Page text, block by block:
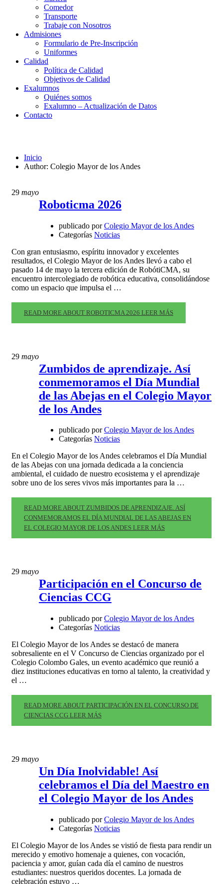
Comedor
Transporte
Trabaje con Nosotros
Admisiones
Formulario de Pre-Inscripción
Uniformes
Calidad
Política de Calidad
Objetivos de Calidad
Exalumnos
Quiénes somos
Exalumno – Actualización de Datos
Contacto
Inicio
Author: Colegio Mayor de los Andes
29 mayo
Roboticma 2026
publicado por Colegio Mayor de los Andes
Categorías Noticias
Con gran entusiasmo, espíritu innovador y excelentes
resultados, el Colegio Mayor de los Andes llevó a cabo el
pasado 14 de mayo la tercera edición de RobótiCMA, su
encuentro intercolegiado de robótica educativa, consolidándose
como un espacio que impulsa el …
READ MORE ABOUT ROBOTICMA 2026 LEER MÁS
29 mayo
Zumbidos de aprendizaje. Así
conmemoramos el Día Mundial
de las Abejas en el Colegio Mayor
de los Andes
publicado por Colegio Mayor de los Andes
Categorías Noticias
En el Colegio Mayor de los Andes celebramos el Día Mundial
de las Abejas con una jornada dedicada a la conciencia
ambiental, el cuidado de nuestro ecosistema y el aprendizaje
sobre uno de los seres vivos más importantes para la …
READ MORE ABOUT ZUMBIDOS DE APRENDIZAJE. ASÍ
CONMEMORAMOS EL DÍA MUNDIAL DE LAS ABEJAS EN
EL COLEGIO MAYOR DE LOS ANDES LEER MÁS
29 mayo
Participación en el Concurso de
Ciencias CCG
publicado por Colegio Mayor de los Andes
Categorías Noticias
El Colegio Mayor de los Andes se destacó de manera
sobresaliente en el V Concurso de Ciencias organizado por el
Colegio Colombo Gales, un evento académico que reunió a
diez instituciones educativas en torno al talento, la creatividad y
el …
READ MORE ABOUT PARTICIPACIÓN EN EL CONCURSO DE
CIENCIAS CCG LEER MÁS
29 mayo
Un Día Inolvidable! Así
celebramos el Día del Maestro en
el Colegio Mayor de los Andes
publicado por Colegio Mayor de los Andes
Categorías Noticias
El Colegio Mayor de los Andes se vistió de fiesta para rendir un
merecido y emotivo homenaje a quienes, con vocación,
paciencia y amor, guían cada día el camino de nuestros
estudiantes: nuestros queridos docentes. La jornada de
celebración estuvo …